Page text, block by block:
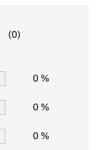
(0)
0 %
0 %
0 %